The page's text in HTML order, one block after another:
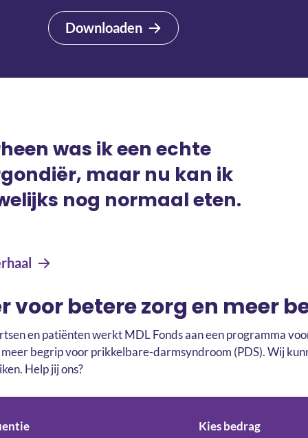
Downloaden
was ik een echte
maar nu kan ik
nog normaal eten.
voor betere zorg en meer
en patiënten werkt MDL Fonds aan een programma
meer begrip voor prikkelbare-darmsyndroom (PDS). Wij
Help jij ons?
Kies bedrag